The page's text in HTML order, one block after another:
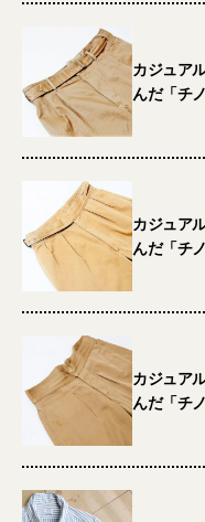
カジュア
んだ「チ
カジュア
んだ「チ
カジュア
んだ「チ